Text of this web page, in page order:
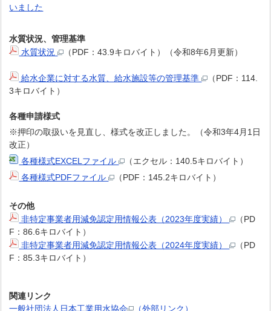
いました
水質状況、管理基準
水質状況
（PDF：43.9キロバイト）（令和8年6月更新）
給水企業に対する水質、給水施設等の管理基準
（PDF：114.
3キロバイト）
各種申請様式
※押印の取扱いを見直し、様式を改正しました。（令和3年4月1日
改正）
各種様式EXCELファイル
（エクセル：140.5キロバイト）
各種様式PDFファイル
（PDF：145.2キロバイト）
その他
非特定事業者用減免認定用情報公表（2023年度実績）
（PD
F：86.6キロバイト）
非特定事業者用減免認定用情報公表（2024年度実績）
（PD
F：85.3キロバイト）
関連リンク
一般社団法人日本工業用水協会
（外部リンク）